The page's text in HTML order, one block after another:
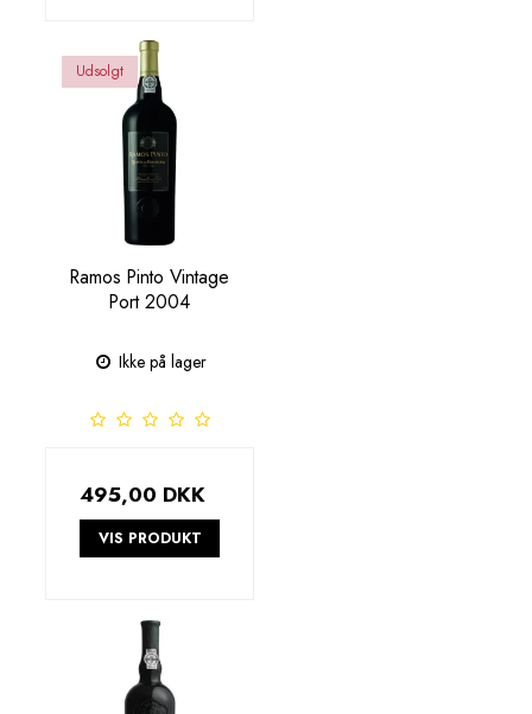
Udsolgt
Ramos Pinto Vintage
Port 2004
Ikke på lager
495,00 DKK
VIS PRODUKT